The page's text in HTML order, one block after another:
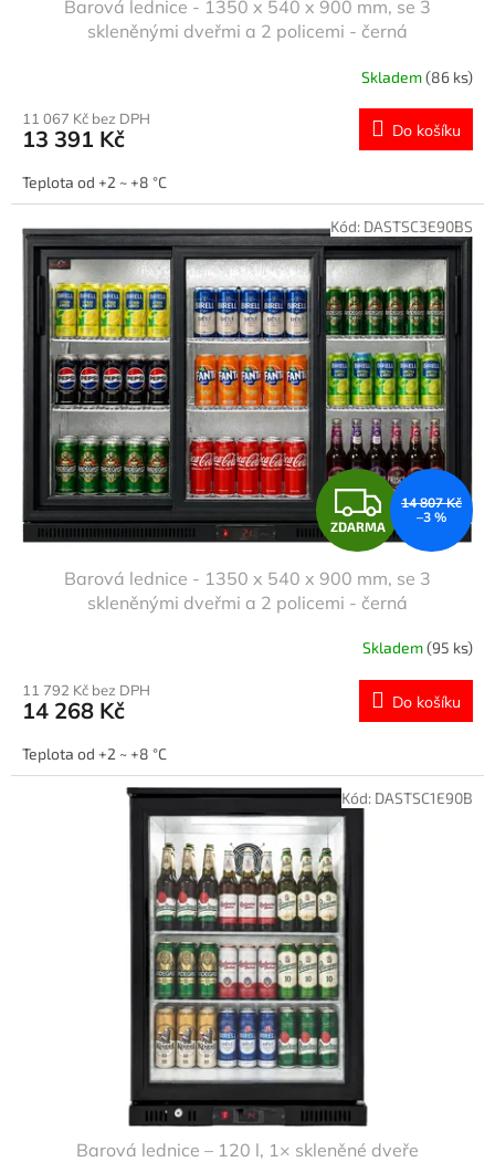
R
M
A
Barová lednice - 1350 x 540 x 900 mm, se 3
skleněnými dveřmi a 2 policemi - černá
Skladem(86 ks)
11 067 Kč bez DPH
13 391 Kč Do košíku
Teplota od +2 ~ +8 °C
Z
D
A
R
M
A
ZDARMA
14 807 Kč
–3 %
Barová lednice - 1350 x 540 x 900 mm, se 3
skleněnými dveřmi a 2 policemi - černá
Skladem(95 ks)
11 792 Kč bez DPH
14 268 Kč Do košíku
Teplota od +2 ~ +8 °C
Kód: DASTSC3E90BS
Barová lednice – 120 l, 1× skleněné dveře
Kód: DASTSC1E90B